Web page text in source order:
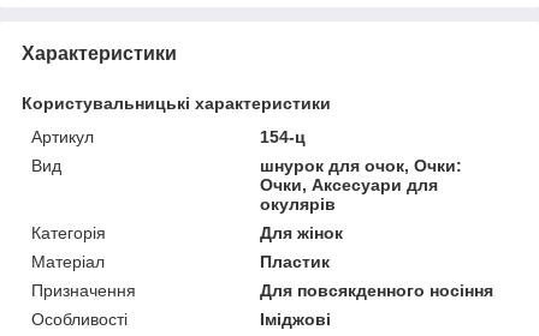
Характеристики
Користувальницькі характеристики
Артикул
154-ц
Вид
шнурок для очок, Очки:
Очки, Аксесуари для
окулярів
Категорія
Для жінок
Матеріал
Пластик
Призначення
Для повсякденного носіння
Особливості
Іміджові